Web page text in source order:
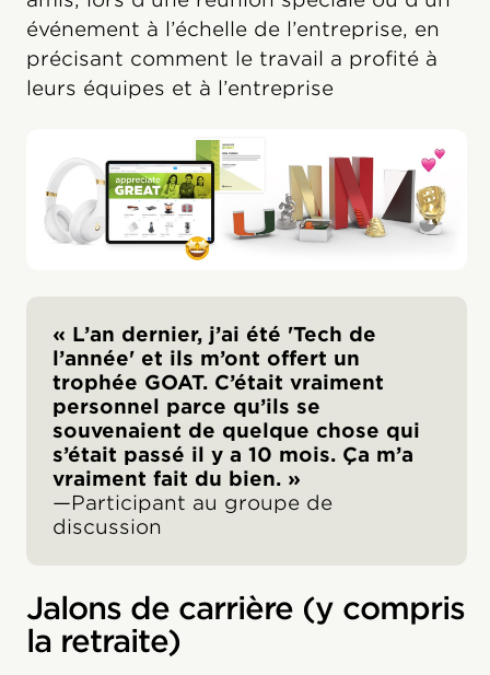
événement à l’échelle de l’entreprise, en
précisant comment le travail a profité à
leurs équipes et à l’entreprise
« L’an dernier, j’ai été 'Tech de
l’année' et ils m’ont offert un
trophée GOAT. C’était vraiment
personnel parce qu’ils se
souvenaient de quelque chose qui
s’était passé il y a 10 mois. Ça m’a
vraiment fait du bien. »
—Participant au groupe de
discussion
Jalons de carrière (y compris
la retraite)